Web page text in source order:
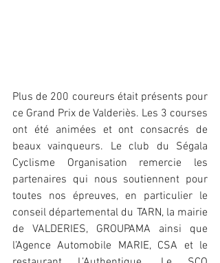
Plus de 200 coureurs était présents pour
ce Grand Prix de Valderiès. Les 3 courses
ont été animées et ont consacrés de
beaux vainqueurs. Le club du Ségala
Cyclisme Organisation remercie les
partenaires qui nous soutiennent pour
toutes nos épreuves, en particulier le
conseil départemental du TARN, la mairie
de VALDERIES, GROUPAMA ainsi que
l’Agence Automobile MARIE, CSA et le